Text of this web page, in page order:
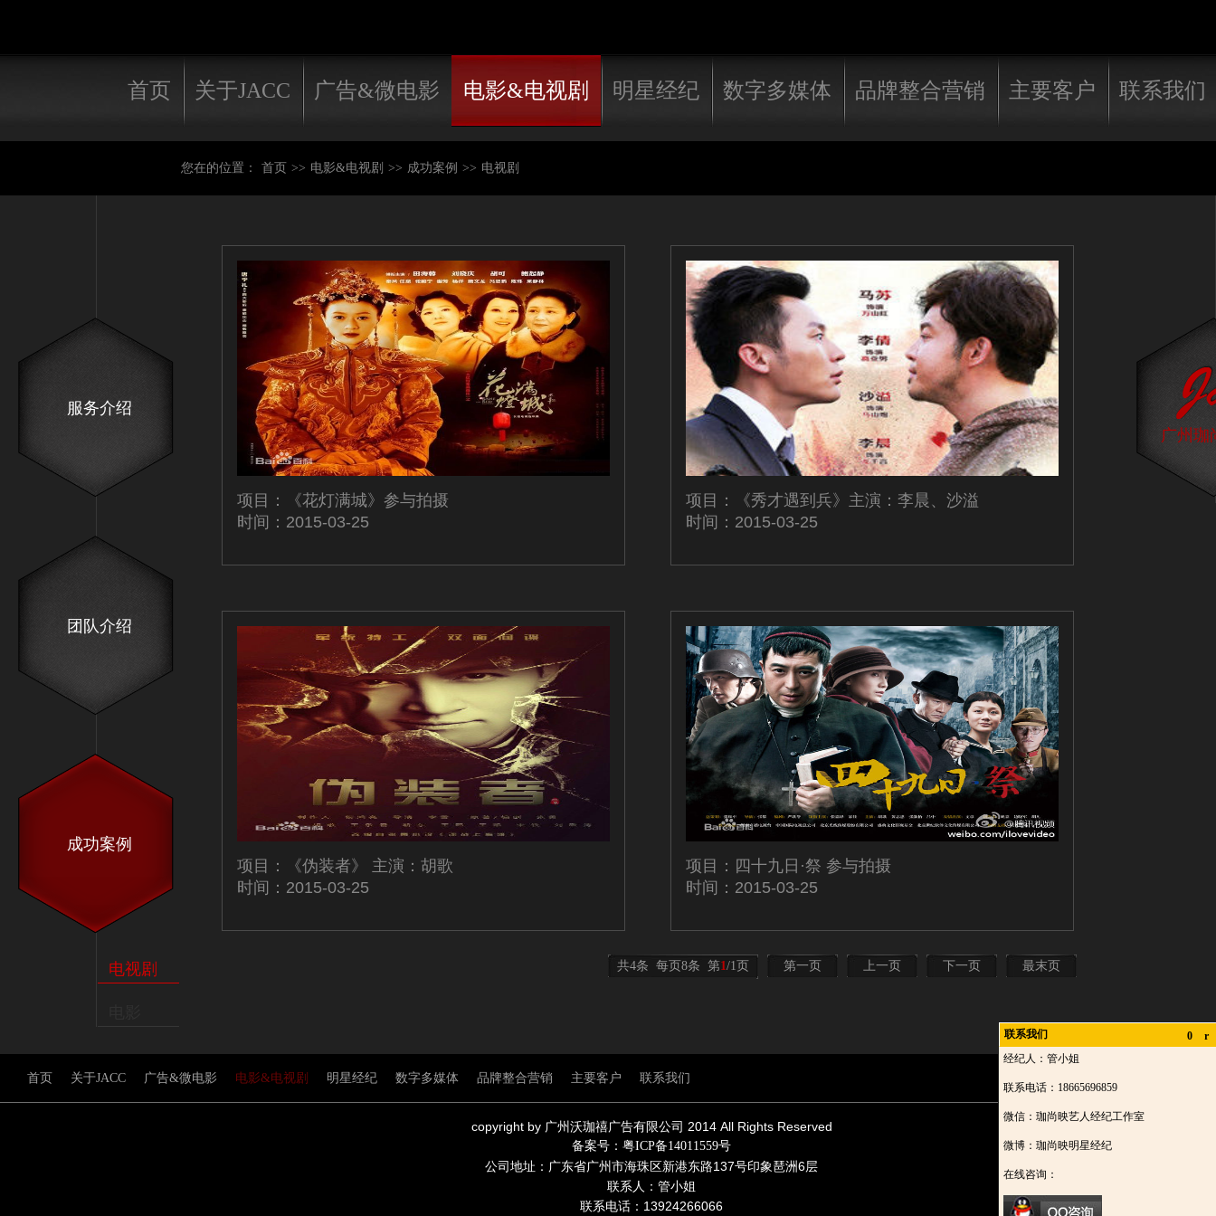
首页 关于JACC 广告&微电影 电影&电视剧 明星经纪 数字多媒体 品牌整合营销 主要客户 联系我们
您在的位置： 首页 >> 电影&电视剧 >> 成功案例 >> 电视剧
服务介绍
团队介绍
成功案例
电视剧
项目：《花灯满城》参与拍摄
时间：2015-03-25
项目：《秀才遇到兵》主演：李晨、沙溢
时间：2015-03-25
项目：《伪装者》 主演：胡歌
时间：2015-03-25
项目：四十九日·祭 参与拍摄
时间：2015-03-25
共4条 每页8条 第1/1页 第一页 上一页 下一页 最末页
广州珈
首页 关于JACC 广告&微电影 电影&电视剧 明星经纪 数字多媒体 品牌整合营销 主要客户 联系我们
copyright by 广州沃珈禧广告有限公司 2014 All Rights Reserved
备案号：粤ICP备14011559号
公司地址：广东省广州市海珠区新港东路137号印象琶洲6层
联系人：管小姐
联系电话：13924266066
0 r
联系我们
经纪人：管小姐
联系电话：18665696859
微信：珈尚映艺人经纪工作室
微博：珈尚映明星经纪
在线咨询：